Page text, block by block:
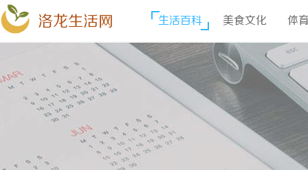
洛龙生活网 生活百科 美食文化 体